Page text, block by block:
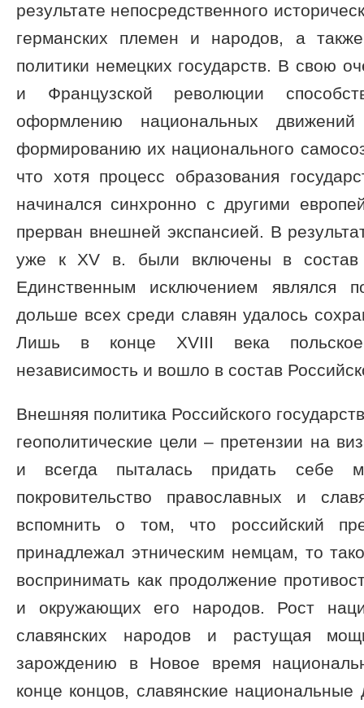
результате непосредственного
германских племен и народов, а
политики немецких государств. В свою
и Французской революции
оформлению национальных
формированию их национального
что хотя процесс образования
начинался синхронно с другими
прерван внешней экспансией. В
уже к XV в. были включены в
Единственным исключением являлся
дольше всех среди славян удалось
Лишь в конце XVIII века польское
независимость и вошло в состав
Внешняя политика Российского
геополитические цели – претензии на
и всегда пыталась придать себе
покровительство православных и
вспомнить о том, что российский
принадлежал этническим немцам, то
воспринимать как продолжение
и окружающих его народов. Рост
славянских народов и растущая
зарождению в Новое время
конце концов, славянские национальные